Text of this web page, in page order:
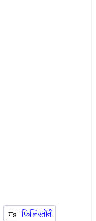
फ़िलिस्तीनी